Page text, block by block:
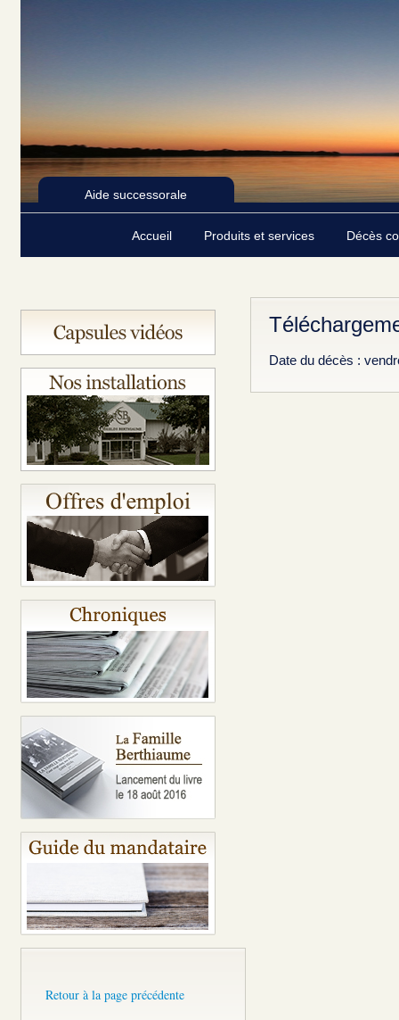
Aide successorale
Accueil Produits et services Décès
Retour à la page précédente
Date du décès :